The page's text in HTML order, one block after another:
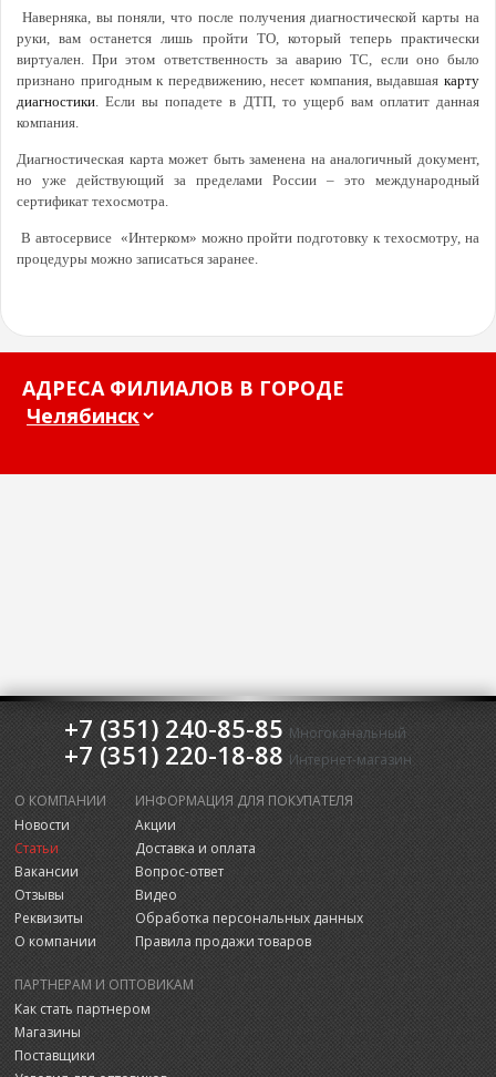
Наверняка, вы поняли, что после получения диагностической карты на
руки, вам останется лишь пройти ТО, который теперь практически
виртуален. При этом ответственность за аварию ТС, если оно было
признано пригодным к передвижению, несет компания, выдавшая карту
диагностики. Если вы попадете в ДТП, то ущерб вам оплатит данная
компания.
Диагностическая карта может быть заменена на аналогичный документ,
но уже действующий за пределами России – это международный
сертификат техосмотра.
В автосервисе «Интерком» можно пройти подготовку к техосмотру, на
процедуры можно записаться заранее.
АДРЕСА ФИЛИАЛОВ В ГОРОДЕ
+7 (351) 240-85-85 Многоканальный
+7 (351) 220-18-88 Интернет-магазин
О КОМПАНИИ
Новости
Статьи
Вакансии
Отзывы
Реквизиты
О компании
ИНФОРМАЦИЯ ДЛЯ ПОКУПАТЕЛЯ
Акции
Доставка и оплата
Вопрос-ответ
Видео
Обработка персональных данных
Правила продажи товаров
ПАРТНЕРАМ И ОПТОВИКАМ
Как стать партнером
Магазины
Поставщики